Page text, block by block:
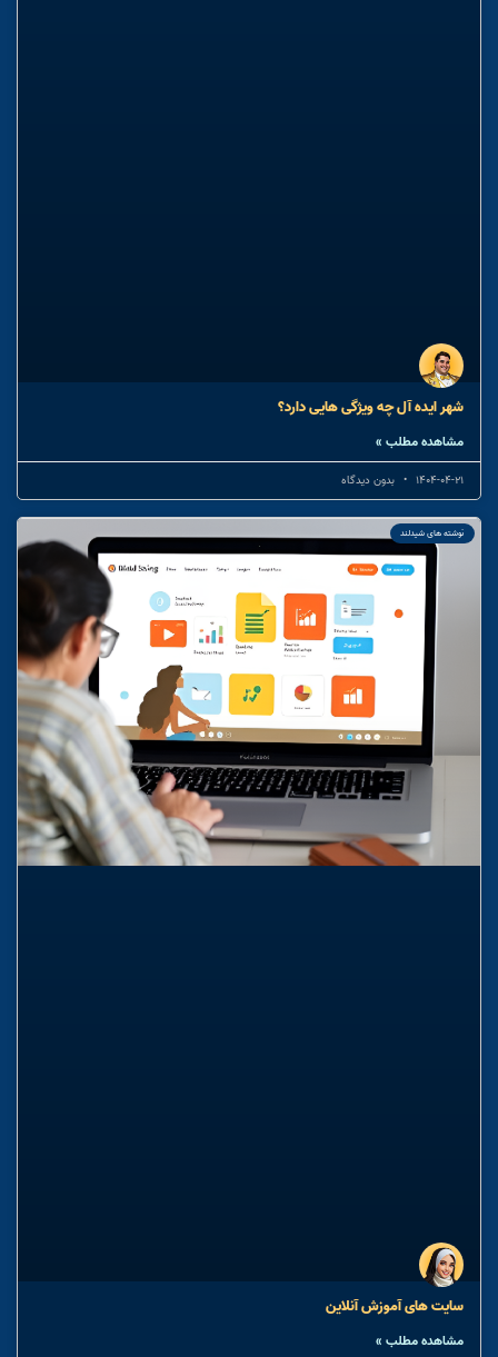
شهر ایده آل چه ویژگی هایی دارد؟
مشاهده مطلب »
1404-04-21 بدون دیدگاه
نوشته های شیدلند
سایت های آموزش آنلاین
مشاهده مطلب »